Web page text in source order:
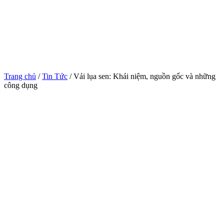
Trang chủ /Tin Tức / Vải lụa sen: Khái niệm, nguồn gốc và những
công dụng